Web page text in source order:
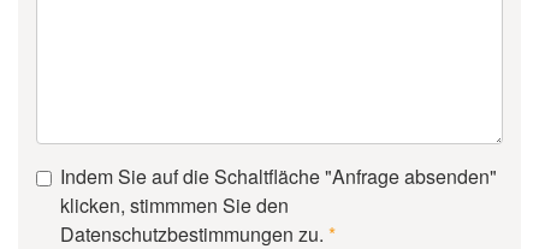
Indem Sie auf die Schaltfläche "Anfrage absenden"
klicken, stimmmen Sie den
Datenschutzbestimmungen zu. *